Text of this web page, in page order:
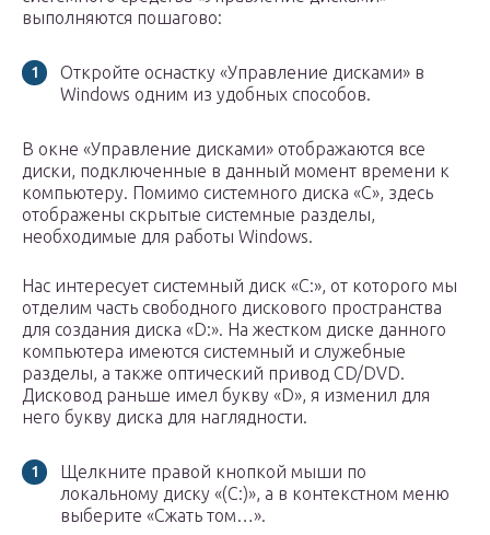
выполняются пошагово:
Откройте оснастку «Управление дисками» в
Windows одним из удобных способов.
В окне «Управление дисками» отображаются все
диски, подключенные в данный момент времени к
компьютеру. Помимо системного диска «C», здесь
отображены скрытые системные разделы,
необходимые для работы Windows.
Нас интересует системный диск «C:», от которого мы
отделим часть свободного дискового пространства
для создания диска «D:». На жестком диске данного
компьютера имеются системный и служебные
разделы, а также оптический привод CD/DVD.
Дисковод раньше имел букву «D», я изменил для
него букву диска для наглядности.
Щелкните правой кнопкой мыши по
локальному диску «(C:)», а в контекстном меню
выберите «Сжать том…».